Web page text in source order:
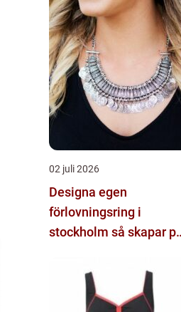
02 juli 2026
Designa egen
förlovningsring i
stockholm så skapar par